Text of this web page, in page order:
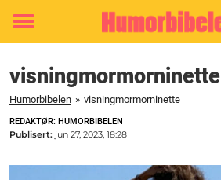
Toggle
visningmormorninette
Humorbibelen » visningmormorninette
REDAKTØR: HUMORBIBELEN
Publisert: jun 27, 2023, 18:28